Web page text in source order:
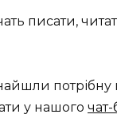
писати,
потрібну
у нашого чат-